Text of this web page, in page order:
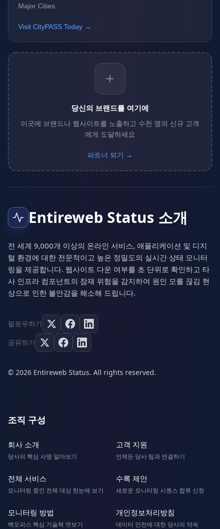
Major Cities
Visit CityPASS Today →
+
당신의 브랜드를 여기에
이곳에 브랜드나 웹사이트를 노출하고 수천 명의 신규 고객
에게 도달하세요
파트너 되기 →
Entireweb Status 소개
전 세계 9,000개 이상의 온라인 서비스, 애플리케이션 및 디지
털 환경에 대한 전문적이고 높은 정밀도의 실시간 상태 모니터
링을 제공합니다. 웹사이트 다운 여부를 초 단위로 확인하고 타
사 인프라 컴포넌트의 잠재 위험을 감지하여 원인 모를 끊김 현
상으로 인한 불안감을 해소해 드립니다.
팔로우하기
공유하기
© 2026 Entireweb Status. All rights reserved.
조직 구성
회사 소개
당사의 핵심 사명 알아보기
고객 지원
언제든 당사 팀과 연결하기
전체 서비스
모니터링 중인 전체 대상 한눈에 보기
수록 제안
새로운 모니터링 시퀀스 합류 신청
모니터링 방법
백오피스 핵심 기술력 엿보기
개인정보처리방침
데이터 안전에 대한 당사의 약속